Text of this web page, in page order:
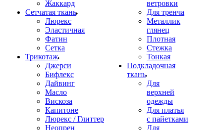
Жаккард
Сетчатая ткань
Люрекс
Эластичная
Фатин
Сетка
Трикотаж
Джерси
Бифлекс
Дайвинг
Масло
Вискоза
Капитоне
Люрекс / Глиттер
Неопрен
ветровки
Для тренча
Металлик
глянец
Плотная
Стежка
Тонкая
Подкладочная
ткань
Для
верхней
одежды
Для платья
с пайетками
Для